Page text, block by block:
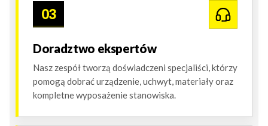
03
Doradztwo ekspertów
Nasz zespół tworzą doświadczeni specjaliści, którzy
pomogą dobrać urządzenie, uchwyt, materiały oraz
kompletne wyposażenie stanowiska.